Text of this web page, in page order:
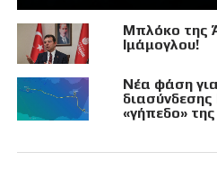
Μπλόκο της
Ιμάμογλου!
Νέα φάση
«γήπεδο»